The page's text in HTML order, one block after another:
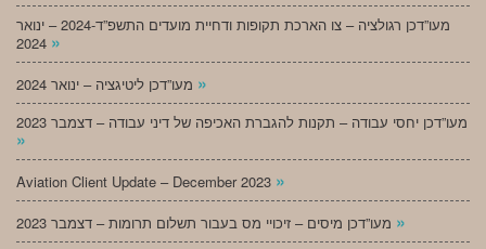
מעו”דכן רגולציה – צו הארכת תקופות ודחיית מועדים התשפ”ד-2024 – ינואר
»
»
מעו”דכן יחסי עבודה – תקנות להגברת האכיפה של דיני עבודה – דצמבר 2023
»
Aviation Client Update – December 2023 »
»